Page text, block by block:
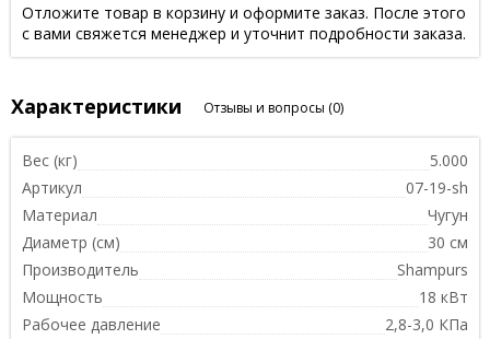
Отложите товар в корзину и оформите заказ. После этого
с вами свяжется менеджер и уточнит подробности заказа.
Характеристики Отзывы и вопросы (0)
Вес (кг)
5.000
Артикул
07-19-sh
Материал
Чугун
Диаметр (см)
30 см
Производитель
Shampurs
Мощность
18 кВт
Рабочее давление
2,8-3,0 КПа